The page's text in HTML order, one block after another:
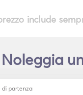
prezzo include
Noleggia
di partenza